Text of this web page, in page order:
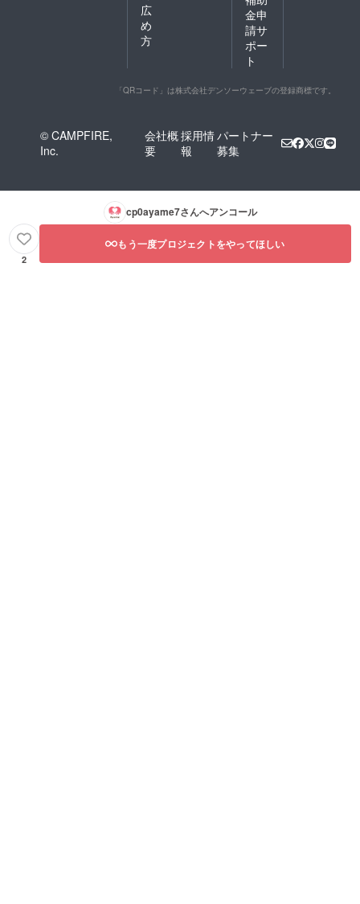
広
め
方
金申
請サ
ポー
ト
「QRコード」は株式会社デンソーウェーブの登録商標です。
© CAMPFIRE,
Inc.
会社概
要
採用情
報
パートナー
募集
cp0ayame7さんへアンコール
2
もう一度プロジェクトをやってほしい